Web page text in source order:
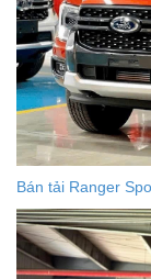
Bán tải Ranger